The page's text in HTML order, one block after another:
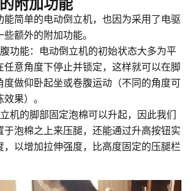
能简单的电动倒立机，也因为采用了电驱
额外的附加功能。
功能：电动倒立机的初始状态大多为平
意角度下停止并锁定，这样就可以在脚
度做仰卧起坐或卷腹运动（不同的角度可
果）。
机的脚部固定泡棉可以升起，因此我们
泡棉之上来压腿，还能通过升高按钮实
，以增加拉伸强度，比高度固定的压腿栏